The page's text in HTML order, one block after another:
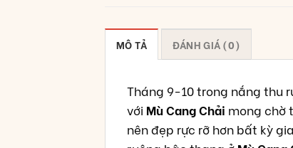
MÔ TẢ ĐÁNH GIÁ (0)
Tháng 9-10 trong nắng thu
với Mù Cang Chải mong chờ
nên đẹp rực rỡ hơn bất kỳ